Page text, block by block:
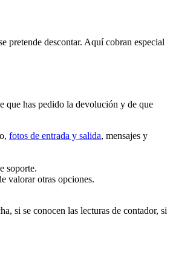
pretende descontar. Aquí cobran especial
que has pedido la devolución y de que
fotos de entrada y salida, mensajes y
soporte.
valorar otras opciones.
si se conocen las lecturas de contador, si